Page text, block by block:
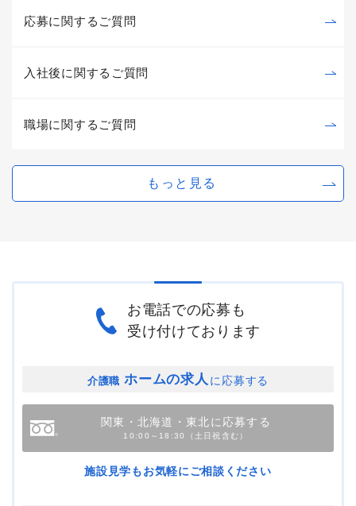
応募に関するご質問
入社後に関するご質問
職場に関するご質問
もっと見る
お電話での応募も
受け付けております
介護職 ホームの求人 に応募する
関東・北海道・東北に応募する
10:00～18:30（土日祝含む）
施設見学もお気軽にご相談ください